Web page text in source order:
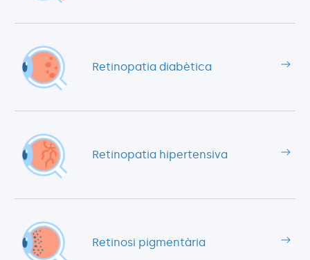
Retinopatia diabètica
Retinopatia hipertensiva
Retinosi pigmentària